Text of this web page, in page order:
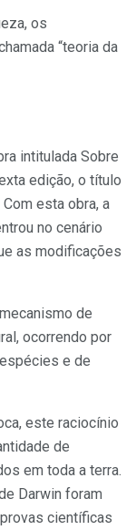
os
“teoria da
intitulada Sobre
edição, o título
esta obra, a
no cenário
as modificações
de
ocorrendo por
e de
este raciocínio
de
em toda a terra.
Darwin foram
científicas